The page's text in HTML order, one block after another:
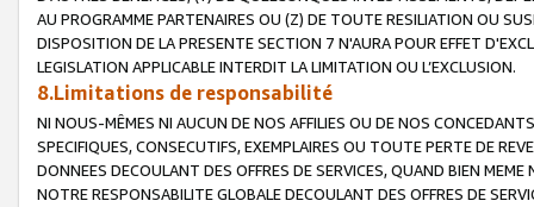
AU PROGRAMME PARTENAIRES OU (Z) DE TOUTE RESILIATION OU
DISPOSITION DE LA PRESENTE SECTION 7 N'AURA POUR EFFET
LEGISLATION APPLICABLE INTERDIT LA LIMITATION OU L’EXCLUSION.
8.Limitations de responsabilité
NI NOUS-MÊMES NI AUCUN DE NOS AFFILIES OU DE NOS
SPECIFIQUES, CONSECUTIFS, EXEMPLAIRES OU TOUTE PERTE DE
DONNEES DECOULANT DES OFFRES DE SERVICES, QUAND BIEN
NOTRE RESPONSABILITE GLOBALE DECOULANT DES OFFRES DE